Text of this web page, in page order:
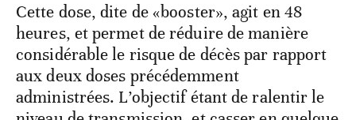
Cette dose, dite de «booster», agit en 48
heures, et permet de réduire de manière
considérable le risque de décès par rapport
aux deux doses précédemment
administrées. L’objectif étant de ralentir le